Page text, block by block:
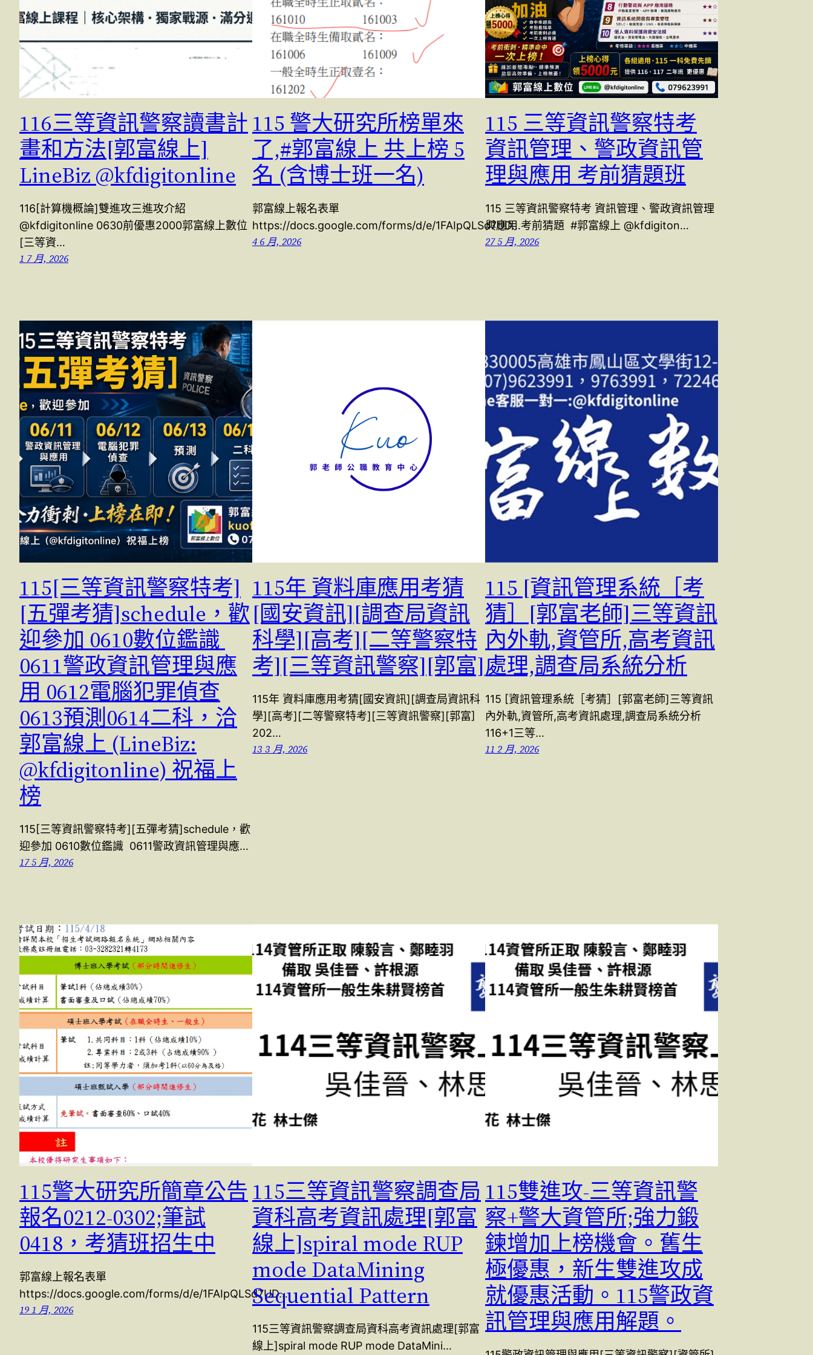
116三等資訊警察讀書計
畫和方法[郭富線上]
LineBiz @kfdigitonline
116[計算機概論]雙進攻三進攻介紹
@kfdigitonline 0630前優惠2000郭富線上數位
[三等資…
1 7 月, 2026
115 警大研究所榜單來
了,#郭富線上 共上榜 5
名 (含博士班一名)
郭富線上報名表單
https://docs.google.com/forms/d/e/1FAIpQLSd7UD…
4 6 月, 2026
115 三等資訊警察特考
資訊管理、警政資訊管
理與應用 考前猜題班
115 三等資訊警察特考 資訊管理、警政資訊管理
與應用 考前猜題 #郭富線上 @kfdigiton…
27 5 月, 2026
115[三等資訊警察特考]
[五彈考猜]schedule，歡
迎參加 0610數位鑑識
0611警政資訊管理與應
用 0612電腦犯罪偵查
0613預測0614二科，洽
郭富線上 (LineBiz:
@kfdigitonline) 祝福上
榜
115[三等資訊警察特考][五彈考猜]schedule，歡
迎參加 0610數位鑑識 0611警政資訊管理與應…
17 5 月, 2026
115年 資料庫應用考猜
[國安資訊][調查局資訊
科學][高考][二等警察特
考][三等資訊警察][郭富]
115年 資料庫應用考猜[國安資訊][調查局資訊科
學][高考][二等警察特考][三等資訊警察][郭富]
202…
13 3 月, 2026
115 [資訊管理系統［考
猜］[郭富老師]三等資訊
內外軌,資管所,高考資訊
處理,調查局系統分析
115 [資訊管理系統［考猜］[郭富老師]三等資訊
內外軌,資管所,高考資訊處理,調查局系統分析
116+1三等…
11 2 月, 2026
115警大研究所簡章公告
報名0212-0302;筆試
0418，考猜班招生中
郭富線上報名表單
https://docs.google.com/forms/d/e/1FAIpQLSd7UD…
19 1 月, 2026
115三等資訊警察調查局
資科高考資訊處理[郭富
線上]spiral mode RUP
mode DataMining
Sequential Pattern
115三等資訊警察調查局資科高考資訊處理[郭富
線上]spiral mode RUP mode DataMini…
115雙進攻-三等資訊警
察+警大資管所;強力鍛
鍊增加上榜機會。舊生
極優惠，新生雙進攻成
就優惠活動。115警政資
訊管理與應用解題。